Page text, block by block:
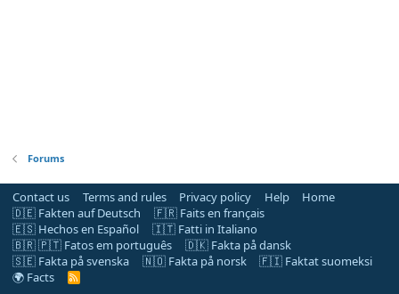
Forums
Contact us Terms and rules Privacy policy Help
Home
🇩🇪 Fakten auf Deutsch
🇫🇷 Faits en français
🇪🇸 Hechos en Español
🇮🇹 Fatti in Italiano
🇧🇷 🇵🇹 Fatos em português
🇩🇰 Fakta på dansk
🇸🇪 Fakta på svenska
🇳🇴 Fakta på norsk
🇫🇮 Faktat suomeksi
🌍 Facts
R